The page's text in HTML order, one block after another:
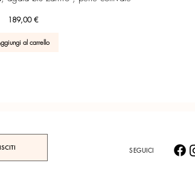
Prezzo
189,00 €
al carrello
SEGUICI